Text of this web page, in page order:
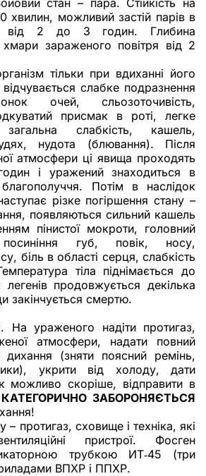
стан – пара. Стійкість на
хвилин, можливий застій парів в
від 2 до 3 годин. Глибина
зараженого повітря від 2
тільки при вдиханні його
слабке подразнення
очей, сльозоточивість,
присмак в роті, легке
загальна слабкість, кашель,
нудота (блювання). Після
атмосфери ці явища проходять
і уражений знаходиться в
Потім в наслідок
різке погіршення стану –
появляються сильний кашель
пінистої мокроти, головний
губ, повік, носу,
біль в області серця, слабкість
тіла піднімається до
продовжується декілька
закінчується смертю.
. На ураженого надіти протигаз,
атмосфери, надати повний
дихання (зняти поясний ремінь,
укрити від холоду, дати
можливо скоріше, відправити в
КАТЕГОРИЧНО ЗАБОРОНЯЄТЬСЯ
– протигаз, сховище і техніка, які
пристрої. Фосген
трубкою ИТ‑45 (три
ВПХР і ППХР.